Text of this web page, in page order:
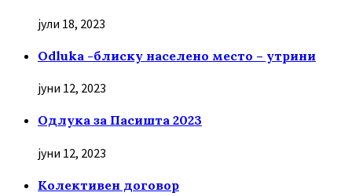
јули 18, 2023
Odluka -блиску населено место – утрини
јуни 12, 2023
Oдлука за Пасишта 2023
јуни 12, 2023
Колективен договор